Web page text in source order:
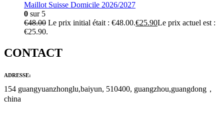
Maillot Suisse Domicile 2026/2027
0 sur 5
€48.00 Le prix initial était : €48.00.€25.90Le prix actuel est :
€25.90.
CONTACT
ADRESSE:
154 guangyuanzhonglu,baiyun, 510400, guangzhou,guangdong，
china